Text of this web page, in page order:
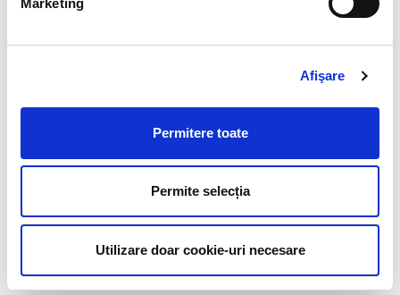
Afişare
Permitere toate
Permite selecția
Utilizare doar cookie-uri necesare
See author's posts